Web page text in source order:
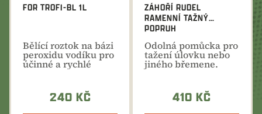
FOR TROFI-BL 1L
Bělící roztok na bázi
peroxidu vodíku pro
účinné a rychlé
bělení nových
240 KČ
ZÁHOŘÍ RUDEL
RAMENNÍ TAŽNÝ
POPRUH
Odolná pomůcka pro
tažení úlovku nebo
jiného břemene.
Délka
410 KČ